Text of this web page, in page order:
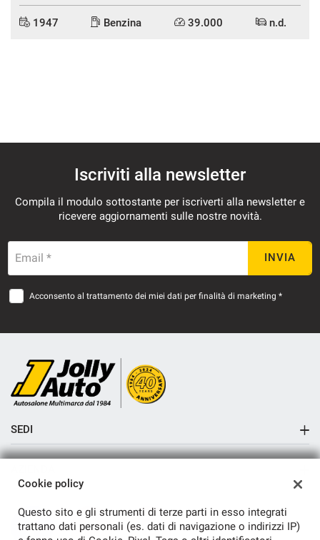
1947 Benzina 39.000 n.d.
Iscriviti alla newsletter
Compila il modulo sottostante per iscriverti alla newsletter e
ricevere aggiornamenti sulle nostre novità.
Email * INVIA
Acconsento al trattamento dei miei dati per finalità di marketing *
SEDI
Sede di Cremosano
Sede di Crema
Contatti
Cookie policy
Questo sito e gli strumenti di terze parti in esso integrati
trattano dati personali (es. dati di navigazione o indirizzi IP)